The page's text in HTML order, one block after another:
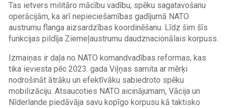
Tas ietvers militāro mācību vadību, spēku sagatavošanu
operācijām, ka arī nepieciešamības gadījumā NATO
austrumu flanga aizsardzības koordinēšanu. Līdz šim šīs
funkcijas pildīja Ziemeļaustrumu daudznacionālais korpuss.
Izmaiņas ir daļa no NATO komandvadības reformas, kas
tika ieviesta pēc 2023. gada Viļņas samita ar mērķi
nodrošināt ātrāku un efektīvāku sabiedroto spēku
mobilizāciju. Atsaucoties NATO aicinājumam, Vācija un
Nīderlande piedāvāja savu kopīgo korpusu kā taktisko